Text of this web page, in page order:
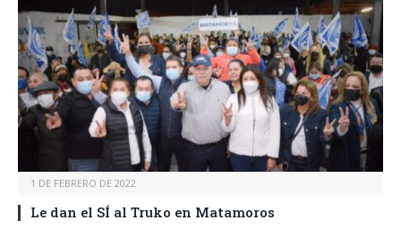
1 DE FEBRERO DE 2022
Le dan el SÍ al Truko en Matamoros